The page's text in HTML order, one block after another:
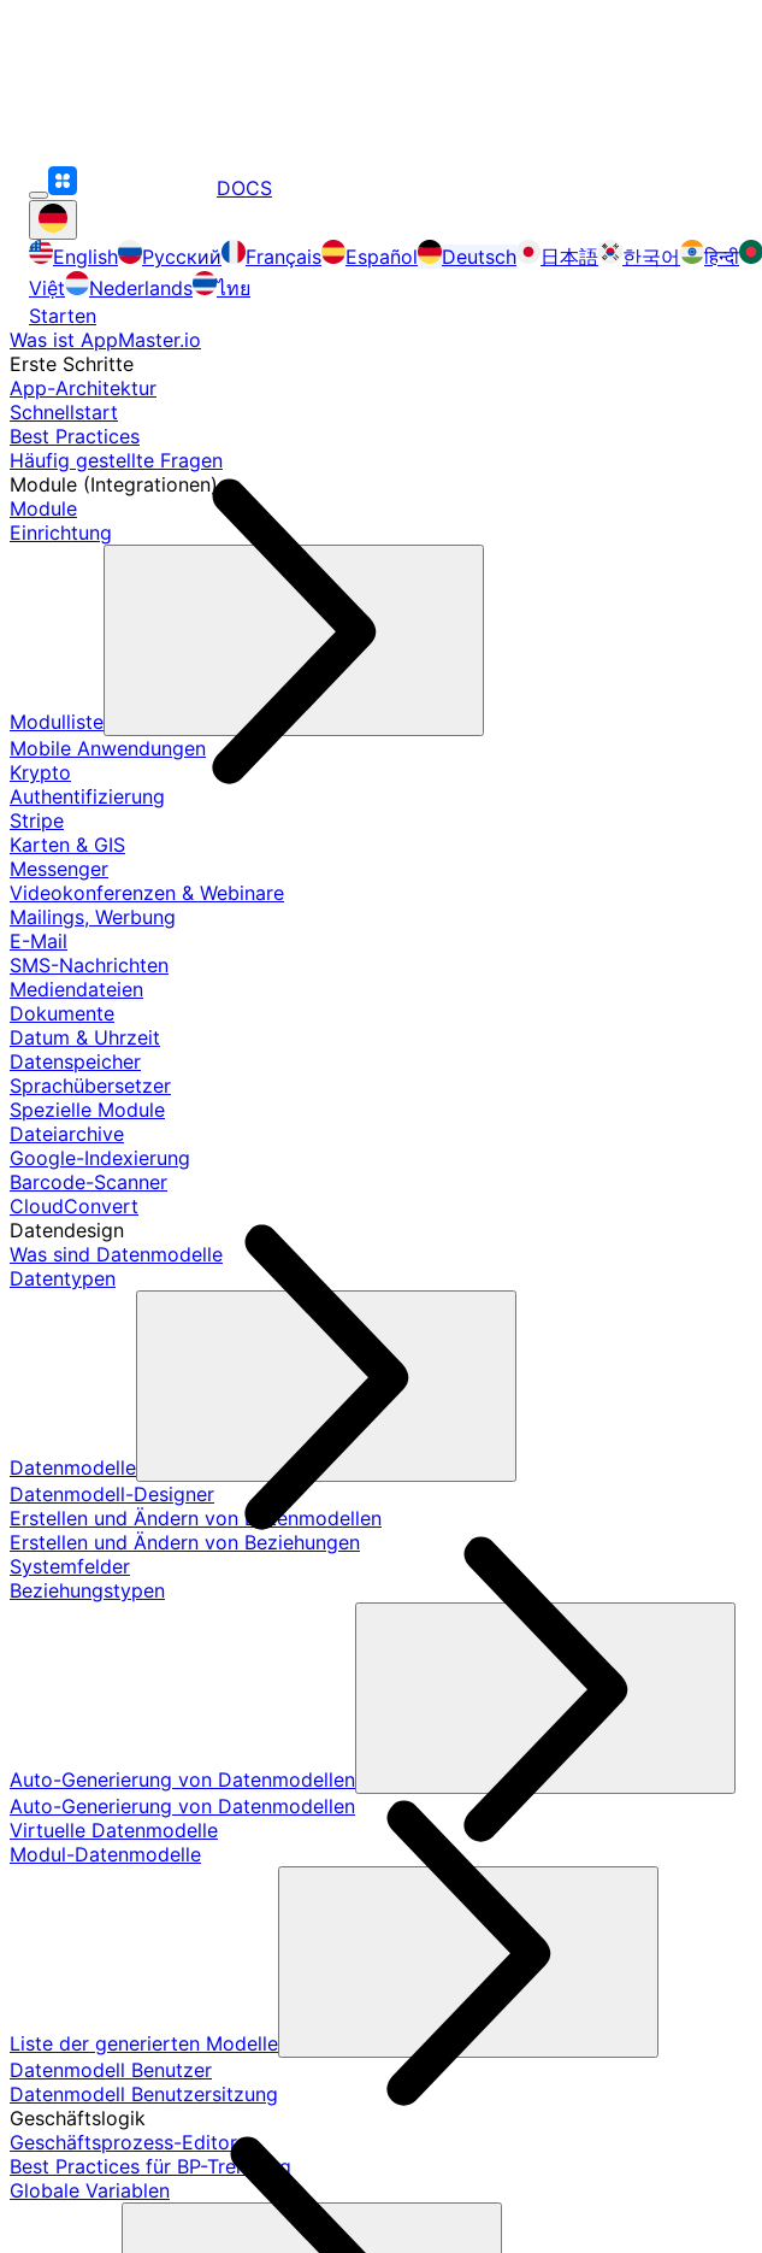
DOCS
English Русский Français Español Deutsch 日本語 한국어 हिन्दी
Việt
Nederlands
ไทย
Starten
Was ist AppMaster.io
Erste Schritte
App-Architektur
Schnellstart
Best Practices
Häufig gestellte Fragen
Module (Integrationen)
Module
Einrichtung
Modulliste
Mobile Anwendungen
Krypto
Authentifizierung
Stripe
Karten & GIS
Messenger
Videokonferenzen & Webinare
Mailings, Werbung
E-Mail
SMS-Nachrichten
Mediendateien
Dokumente
Datum & Uhrzeit
Datenspeicher
Sprachübersetzer
Spezielle Module
Dateiarchive
Google-Indexierung
Barcode-Scanner
CloudConvert
Datendesign
Was sind Datenmodelle
Datentypen
Datenmodelle
Datenmodell-Designer
Erstellen und Ändern von Datenmodellen
Erstellen und Ändern von Beziehungen
Systemfelder
Beziehungstypen
Auto-Generierung von Datenmodellen
Auto-Generierung von Datenmodellen
Virtuelle Datenmodelle
Modul-Datenmodelle
Liste der generierten Modelle
Datenmodell Benutzer
Datenmodell Benutzersitzung
Geschäftslogik
Geschäftsprozess-Editor
Best Practices für BP-Trennung
Globale Variablen